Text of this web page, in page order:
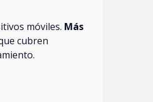
móviles. Más
cubren